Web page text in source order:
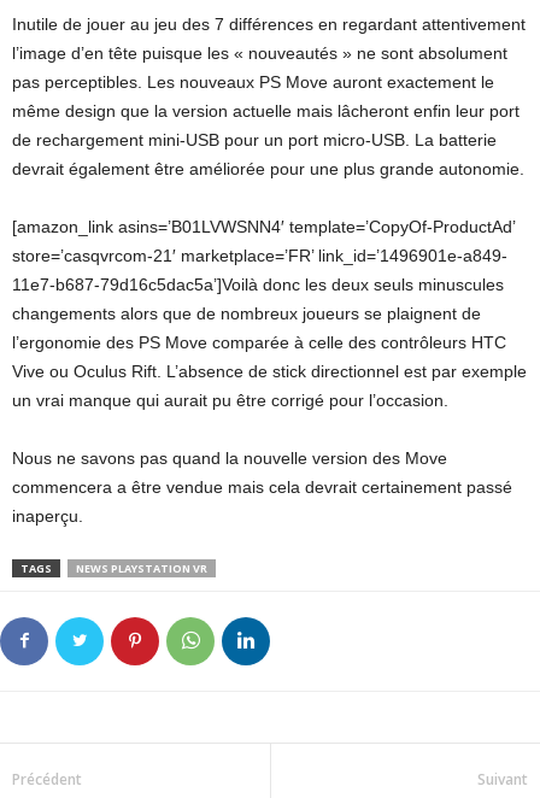
Inutile de jouer au jeu des 7 différences en regardant attentivement
l’image d’en tête puisque les « nouveautés » ne sont absolument
pas perceptibles. Les nouveaux PS Move auront exactement le
même design que la version actuelle mais lâcheront enfin leur port
de rechargement mini-USB pour un port micro-USB. La batterie
devrait également être améliorée pour une plus grande autonomie.
[amazon_link asins=’B01LVWSNN4′ template=’CopyOf-ProductAd’
store=’casqvrcom-21′ marketplace=’FR’ link_id=’1496901e-a849-
11e7-b687-79d16c5dac5a’]Voilà donc les deux seuls minuscules
changements alors que de nombreux joueurs se plaignent de
l’ergonomie des PS Move comparée à celle des contrôleurs HTC
Vive ou Oculus Rift. L’absence de stick directionnel est par exemple
un vrai manque qui aurait pu être corrigé pour l’occasion.
Nous ne savons pas quand la nouvelle version des Move
commencera a être vendue mais cela devrait certainement passé
inaperçu.
TAGS NEWS PLAYSTATION VR
Précédent Suivant